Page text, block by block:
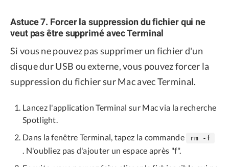
Astuce 7. Forcer la suppression du fichier qui ne
veut pas être supprimé avec Terminal
Si vous ne pouvez pas supprimer un fichier d'un
disque dur USB ou externe, vous pouvez forcer la
suppression du fichier sur Mac avec Terminal.
Lancez l'application Terminal sur Mac via la recherche
Spotlight.
Dans la fenêtre Terminal, tapez la commande
rm -f
. N'oubliez pas d'ajouter un espace après "f".